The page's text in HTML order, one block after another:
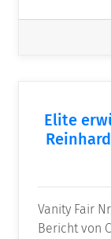
Elite
Vanity Fair
Bericht von